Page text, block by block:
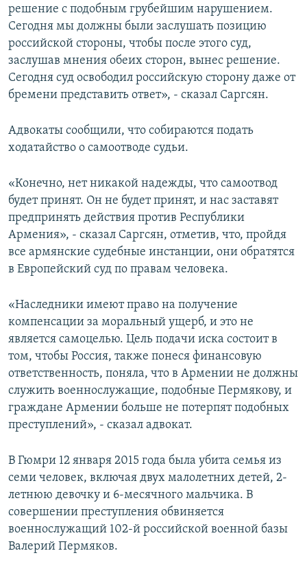
решение с подобным грубейшим нарушением.
Сегодня мы должны были заслушать позицию
российской стороны, чтобы после этого суд,
заслушав мнения обеих сторон, вынес решение.
Сегодня суд освободил российскую сторону даже от
бремени представить ответ», - сказал Саргсян.
Адвокаты сообщили, что собираются подать
ходатайство о самоотводе судьи.
«Конечно, нет никакой надежды, что самоотвод
будет принят. Он не будет принят, и нас заставят
предпринять действия против Республики
Армения», - сказал Саргсян, отметив, что, пройдя
все армянские судебные инстанции, они обратятся
в Европейский суд по правам человека.
«Наследники имеют право на получение
компенсации за моральный ущерб, и это не
является самоцелью. Цель подачи иска состоит в
том, чтобы Россия, также понеся финансовую
ответственность, поняла, что в Армении не должны
служить военнослужащие, подобные Пермякову, и
граждане Армении больше не потерпят подобных
преступлений», - сказал адвокат.
В Гюмри 12 января 2015 года была убита семья из
семи человек, включая двух малолетних детей, 2-
летнюю девочку и 6-месячного мальчика. В
совершении преступления обвиняется
военнослужащий 102-й российской военной базы
Валерий Пермяков.